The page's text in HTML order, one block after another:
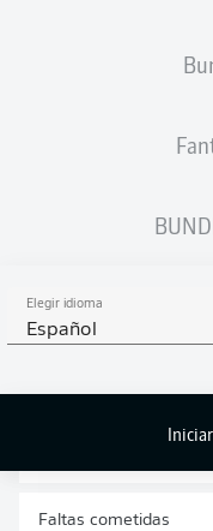
Elegir idioma
Español
0
Faltas cometidas